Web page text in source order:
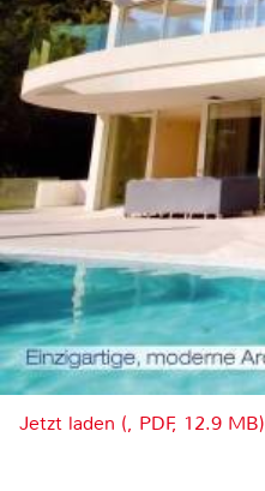
Jetzt laden (, PDF, 12.9 MB)